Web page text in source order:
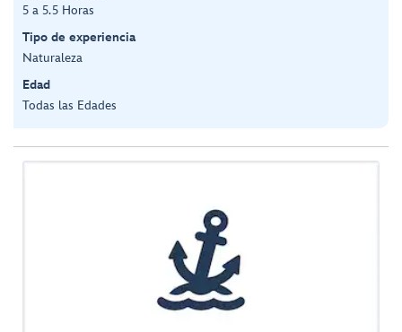
5 a 5.5 Horas
Tipo de experiencia
Naturaleza
Edad
Todas las Edades